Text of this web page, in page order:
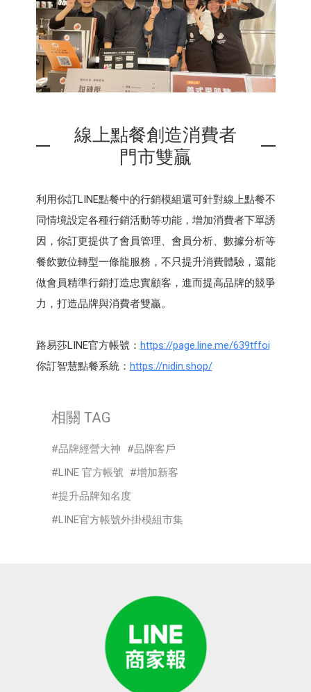
線上點餐創造消費者
門市雙贏
利用你訂LINE點餐中的行銷模組還可針對線上點餐不
同情境設定各種行銷活動等功能，增加消費者下單誘
因，你訂更提供了會員管理、會員分析、數據分析等
餐飲數位轉型一條龍服務，不只提升消費體驗，還能
做會員精準行銷打造忠實顧客，進而提高品牌的競爭
力，打造品牌與消費者雙贏。
路易莎LINE官方帳號： https://page.line.me/639tffoi
你訂智慧點餐系統： https://nidin.shop/
相關 TAG
品牌經營大神
品牌客戶
LINE 官方帳號
增加新客
提升品牌知名度
LINE官方帳號外掛模組市集